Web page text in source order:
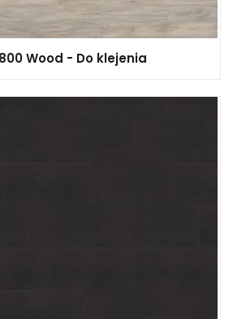
Wood - Do klejenia